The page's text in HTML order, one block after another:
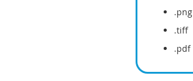
.png
.tiff
.pdf